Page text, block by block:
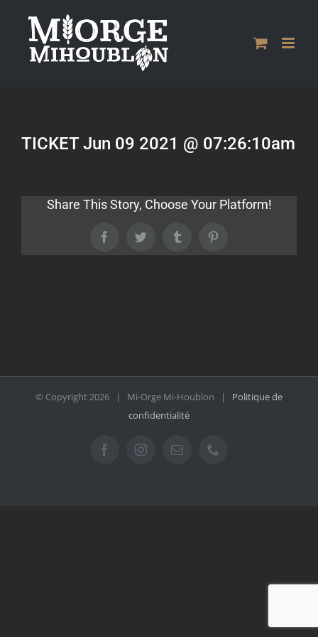
contenu
TICKET Jun 09 2021 @ 07:26:10am
Share This Story, Choose Your Platform!
FacebookTwitter Tumblr
© Copyright2026 | Mi-Orge Mi-Houblon | Politique de
confidentialité
FacebookInstagramEmail